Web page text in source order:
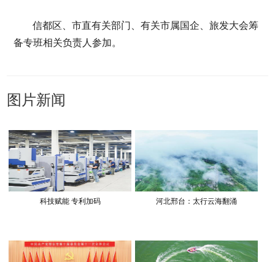
信都区、市直有关部门、有关市属国企、旅发大会筹
备专班相关负责人参加。
图片新闻
科技赋能 专利加码 河北邢台：太行云海翻涌